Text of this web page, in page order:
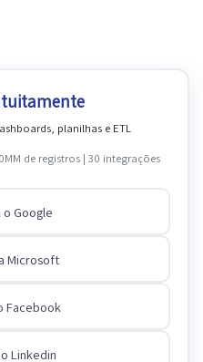
planilhas e ETL
de registros | 30 integrações
Google
Microsoft
Facebook
Linkedin